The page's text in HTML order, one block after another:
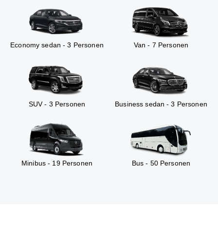
Economy sedan - 3 Personen Van - 7 Personen
SUV - 3 Personen Business sedan - 3 Personen
Minibus - 19 Personen Bus - 50 Personen